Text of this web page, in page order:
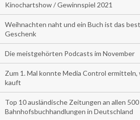
Kinochartshow / Gewinnspiel 2021
Weihnachten naht und ein Buch ist das
Geschenk
Die meistgehörten Podcasts im November
Zum 1. Mal konnte Media Control ermitteln,
kauft
Top 10 ausländische Zeitungen an allen 500
Bahnhofsbuchhandlungen in Deutschland